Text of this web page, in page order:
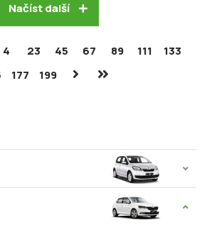
Načíst další
4 23 45 67 89 111
133
177 199